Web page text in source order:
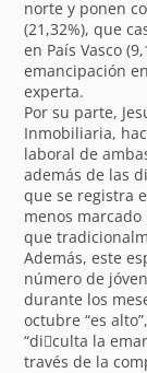
norte y ponen
(21,32%), que
en País Vasco
emancipación
experta.
Por su parte,
Inmobiliaria,
laboral de
además de las
que se registra
menos
que
Además, este
número de
durante los
octubre “es
“di􀁽culta la
través de la